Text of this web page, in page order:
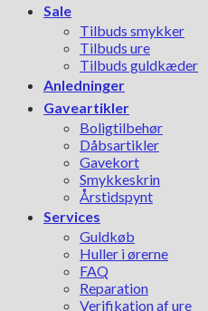
Sale
Tilbuds smykker
Tilbuds ure
Tilbuds guldkæder
Anledninger
Gaveartikler
Boligtilbehør
Dåbsartikler
Gavekort
Smykkeskrin
Årstidspynt
Services
Guldkøb
Huller i ørerne
FAQ
Reparation
Verifikation af ure